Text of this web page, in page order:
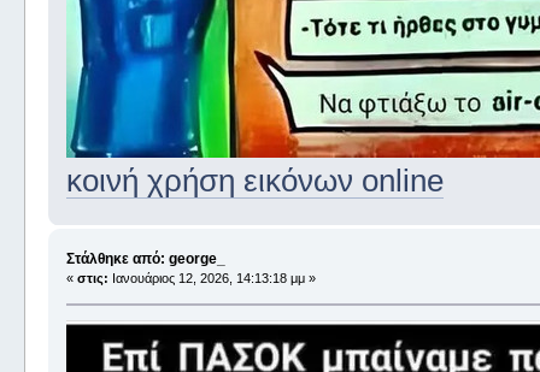
κοινή χρήση εικόνων online
Στάλθηκε από: george_
« στις: Ιανουάριος 12, 2026, 14:13:18 μμ »